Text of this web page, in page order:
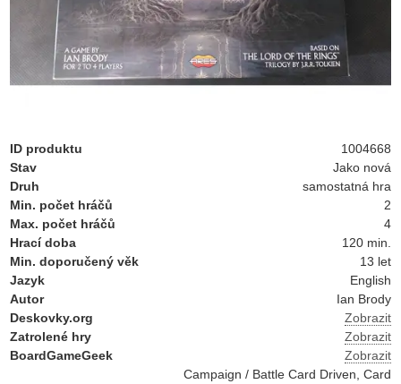
ID produktu
1004668
Stav
Jako nová
Druh
samostatná hra
Min. počet hráčů
2
Max. počet hráčů
4
Hrací doba
120 min.
Min. doporučený věk
13 let
Jazyk
English
Autor
Ian Brody
Deskovky.org
Zobrazit
Zatrolené hry
Zobrazit
BoardGameGeek
Zobrazit
Campaign / Battle Card Driven, Card